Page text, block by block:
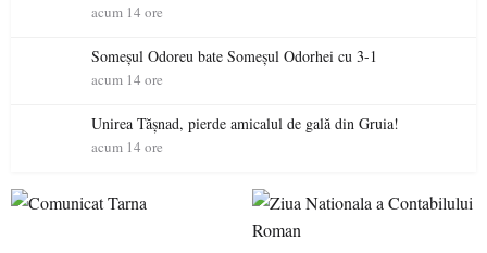
acum 14 ore
Someșul Odoreu bate Someșul Odorhei cu 3-1
acum 14 ore
Unirea Tășnad, pierde amicalul de gală din Gruia!
acum 14 ore